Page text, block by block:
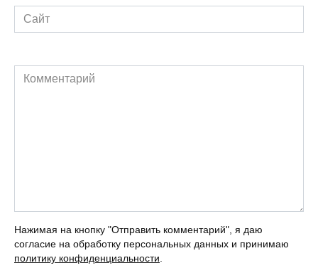
Сайт
Комментарий
Нажимая на кнопку "Отправить комментарий", я даю
согласие на обработку персональных данных и принимаю
политику конфиденциальности